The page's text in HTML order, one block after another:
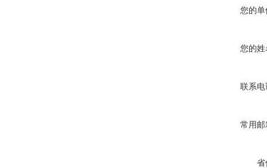
您的单
您的姓
联系电
常用邮
省